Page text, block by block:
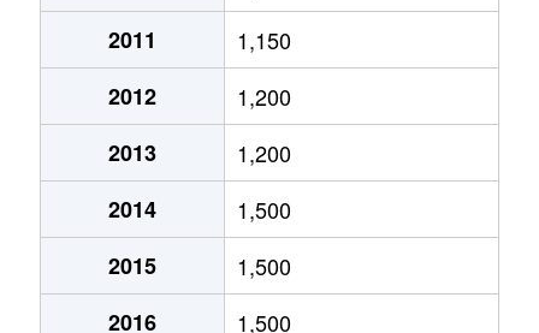
北８条東
3,000万円
北８条東
2,600万円
北９条東
3,400万円
北１０条東
1,800万円
北１０条東
1,900万円
2011
1,150
2012
1,200
2013
1,200
2014
1,500
2015
1,500
2016
1,500